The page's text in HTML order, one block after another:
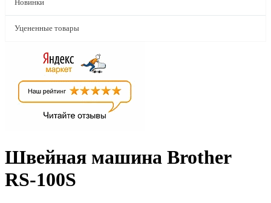
Новинки
Уцененные товары
Швейная машина Brother
RS-100S